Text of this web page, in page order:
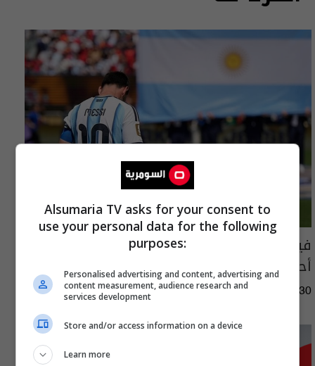
فيفا يفتح تحقيقا مع لاعبي الأرجنتين بسبب
أحداث مونديال 2026
01:45 | 2026-07-30
Alsumaria TV asks for your consent to
use your personal data for the following
purposes:
Personalised advertising and content, advertising and
content measurement, audience research and
services development
Store and/or access information on a device
Learn more